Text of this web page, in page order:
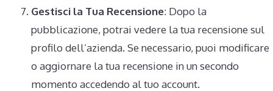
Gestisci la Tua Recensione: Dopo la
pubblicazione, potrai vedere la tua recensione sul
profilo dell’azienda. Se necessario, puoi modificare
o aggiornare la tua recensione in un secondo
momento accedendo al tuo account.